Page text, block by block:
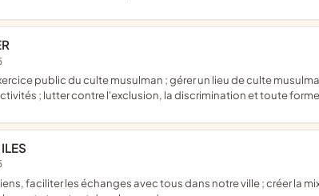
; lutter contre l'exclusion, la discrimination et toute
ILES